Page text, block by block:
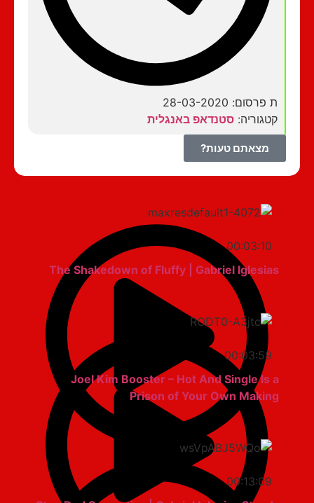
ת פרסום: 28-03-2020
קטגוריה:סטנדאפ באנגלית
מצאתם טעות?
00:03:10
The Shakedown of Fluffy | Gabriel Iglesias
00:03:59
Joel Kim Booster – Hot And Single Is a
Prison of Your Own Making
00:13:09